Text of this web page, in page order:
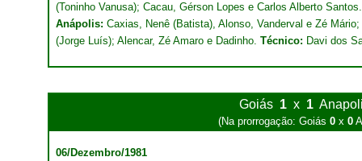
(Toninho Vanusa); Cacau, Gérson Lopes e Carlos Alberto
Anápolis: Caxias, Nenê (Batista), Alonso, Vanderval e Zé
(Jorge Luís); Alencar, Zé Amaro e Dadinho. Técnico: Davi dos
Goiás 1 x 1
(Na prorrogação: Goiás 0 x 0
06/Dezembro/1981